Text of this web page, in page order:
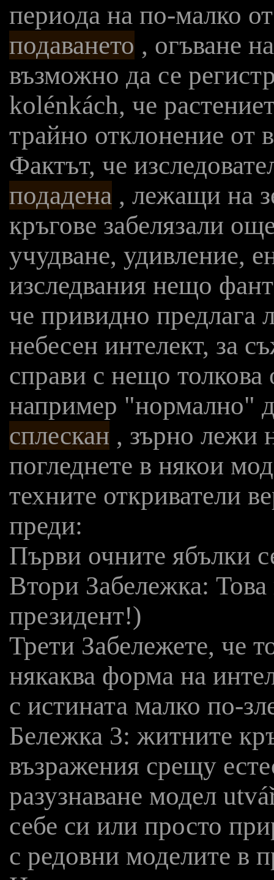
периода на по-малко
подаването , огъване
възможно да се
kolénkách, че
трайно отклонение от
Фактът, че
подадена , лежащи на
кръгове забелязали
учудване, удивление,
изследвания нещо
че привидно предлага
небесен интелект, за
справи с нещо толкова
например "нормално"
сплескан , зърно лежи
погледнете в някои
техните откриватели
преди:
Първи очните ябълки
Втори Забележка:
президент!)
Трети Забележете, че
някаква форма на
с истината малко по-
Бележка 3: житните
възражения срещу
разузнаване модел
себе си или просто
с редовни моделите в